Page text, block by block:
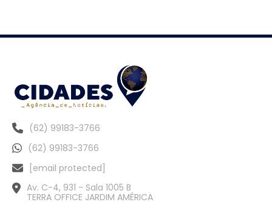
(62) 99183-3766
(62) 99183-3766
[email protected]
Av. C-4, 931 - Sala 1005 B
TERRA OFFICE JARDIM AMÉRICA